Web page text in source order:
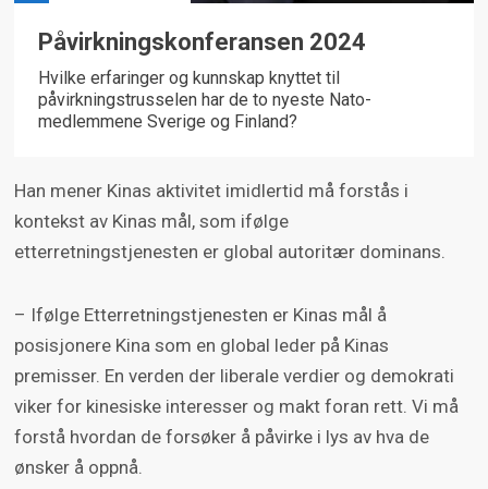
Påvirkningskonferansen 2024
Hvilke erfaringer og kunnskap knyttet til
påvirkningstrusselen har de to nyeste Nato-
medlemmene Sverige og Finland?
Han mener Kinas aktivitet imidlertid må forstås i
kontekst av Kinas mål, som ifølge
etterretningstjenesten er global autoritær dominans.
– Ifølge Etterretningstjenesten er Kinas mål å
posisjonere Kina som en global leder på Kinas
premisser. En verden der liberale verdier og demokrati
viker for kinesiske interesser og makt foran rett. Vi må
forstå hvordan de forsøker å påvirke i lys av hva de
ønsker å oppnå.